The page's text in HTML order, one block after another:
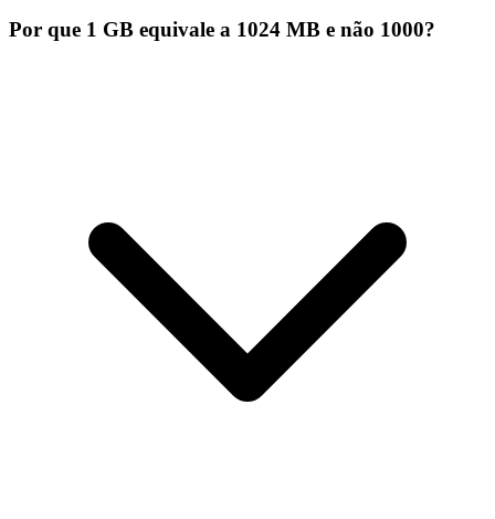
Por que 1 GB equivale a 1024 MB e não 1000?